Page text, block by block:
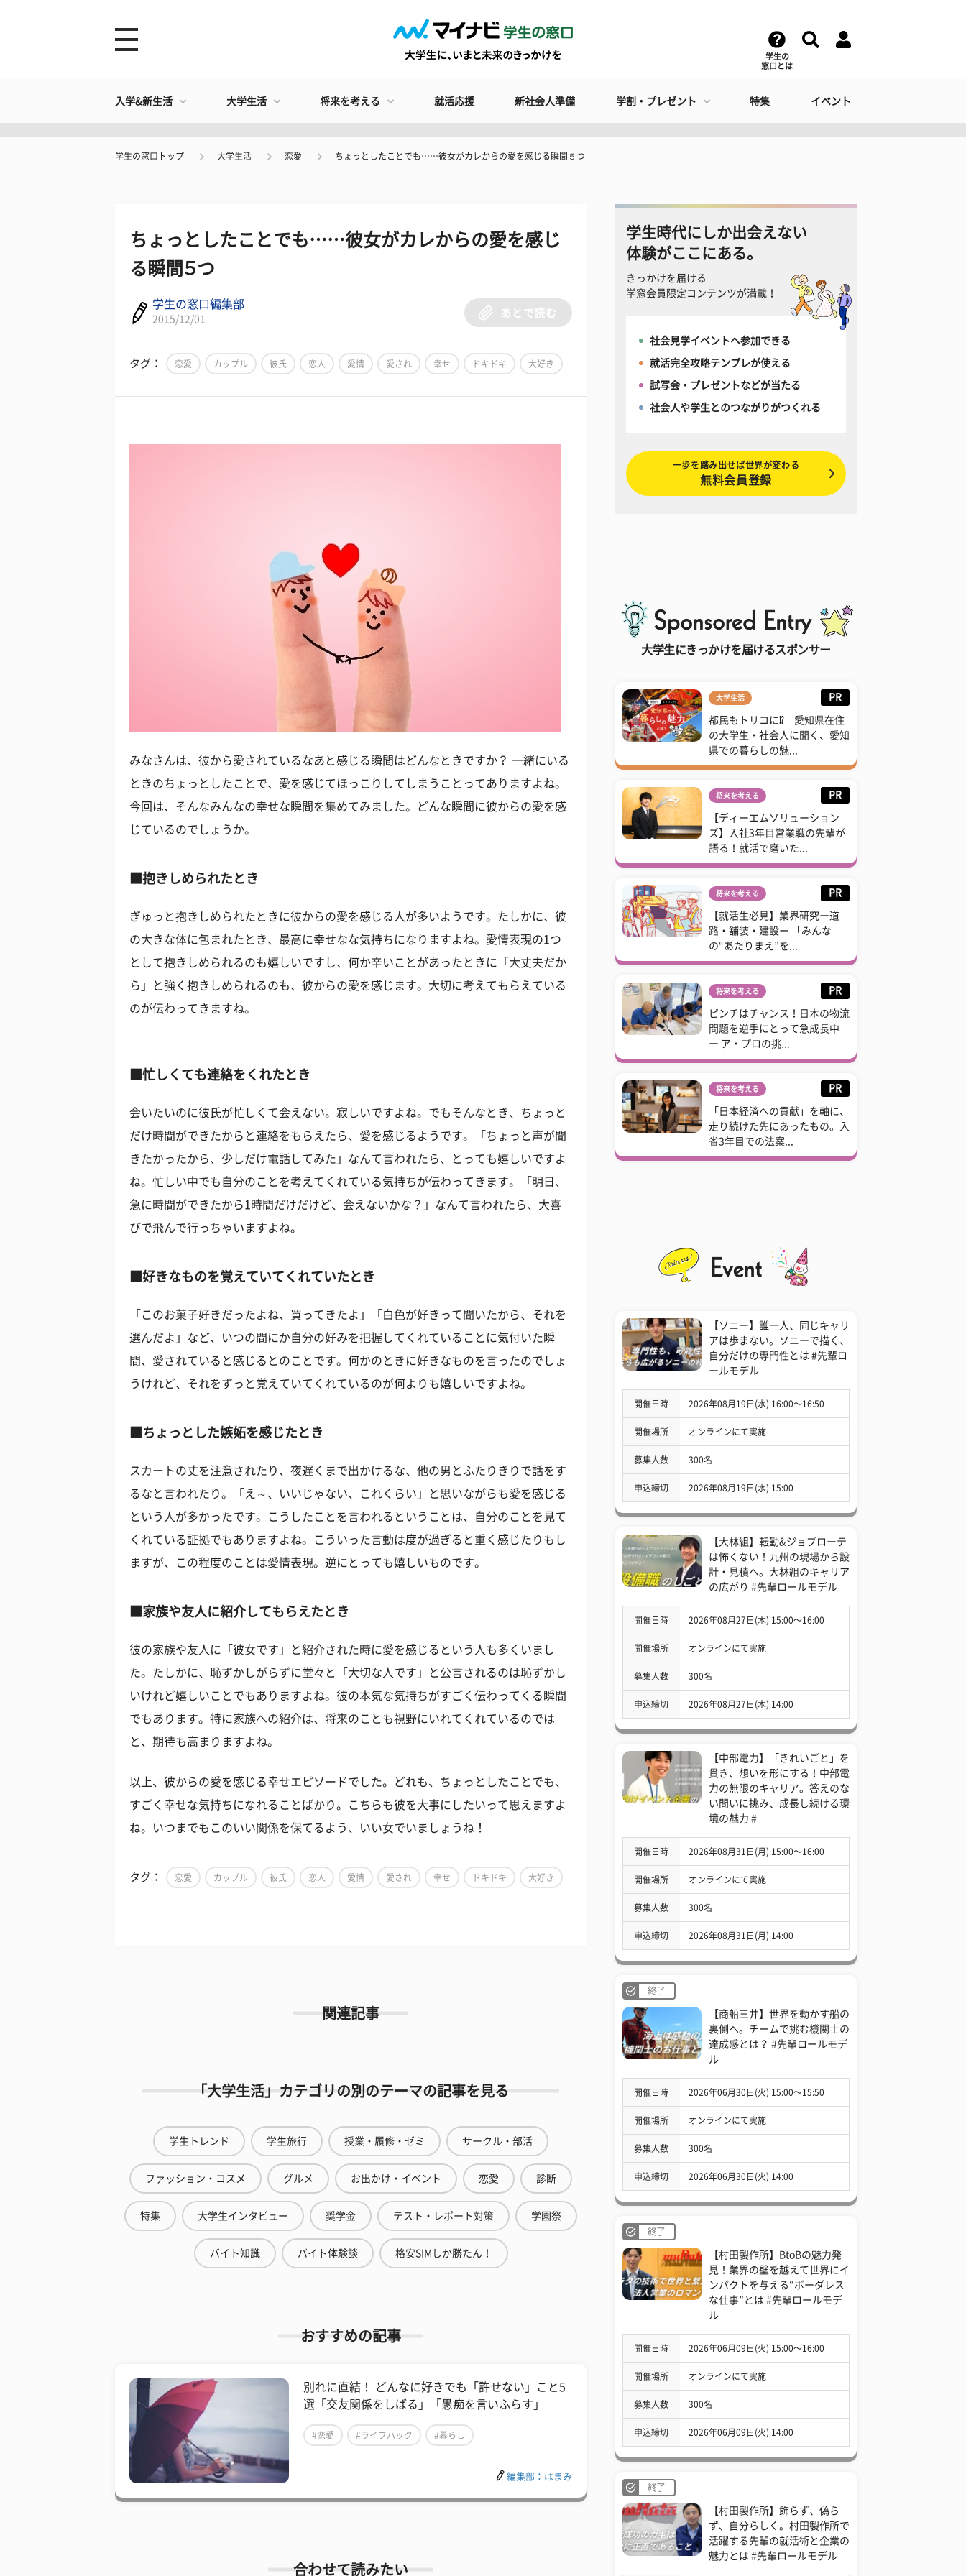
学生の
窓口とは
入学&新生活 大学生活 将来を考える 就活応援 新社会人準備 学割・プレゼント 特集 イベント
学生の窓口トップ 大学生活 恋愛 ちょっとしたことでも……彼女がカレからの愛を感じる瞬間５つ
ちょっとしたことでも……彼女がカレからの愛を感じ
る瞬間５つ
学生の窓口編集部
2015/12/01
あとで読む
タグ： 恋愛 カップル 彼氏 恋人 愛情 愛され 幸せ ドキドキ 大好き
みなさんは、彼から愛されているなあと感じる瞬間はどんなときですか？ 一緒にいる
ときのちょっとしたことで、愛を感じてほっこりしてしまうことってありますよね。
今回は、そんなみんなの幸せな瞬間を集めてみました。どんな瞬間に彼からの愛を感
じているのでしょうか。
■抱きしめられたとき
ぎゅっと抱きしめられたときに彼からの愛を感じる人が多いようです。たしかに、彼
の大きな体に包まれたとき、最高に幸せなな気持ちになりますよね。愛情表現の1つ
として抱きしめられるのも嬉しいですし、何か辛いことがあったときに「大丈夫だか
ら」と強く抱きしめられるのも、彼からの愛を感じます。大切に考えてもらえている
のが伝わってきますね。
■忙しくても連絡をくれたとき
会いたいのに彼氏が忙しくて会えない。寂しいですよね。でもそんなとき、ちょっと
だけ時間ができたからと連絡をもらえたら、愛を感じるようです。「ちょっと声が聞
きたかったから、少しだけ電話してみた」なんて言われたら、とっても嬉しいですよ
ね。忙しい中でも自分のことを考えてくれている気持ちが伝わってきます。「明日、
急に時間ができたから1時間だけだけど、会えないかな？」なんて言われたら、大喜
びで飛んで行っちゃいますよね。
■好きなものを覚えていてくれていたとき
「このお菓子好きだったよね、買ってきたよ」「白色が好きって聞いたから、それを
選んだよ」など、いつの間にか自分の好みを把握してくれていることに気付いた瞬
間、愛されていると感じるとのことです。何かのときに好きなものを言ったのでしょ
うけれど、それをずっと覚えていてくれているのが何よりも嬉しいですよね。
■ちょっとした嫉妬を感じたとき
スカートの丈を注意されたり、夜遅くまで出かけるな、他の男とふたりきりで話をす
るなと言われたり。「え～、いいじゃない、これくらい」と思いながらも愛を感じる
という人が多かったです。こうしたことを言われるということは、自分のことを見て
くれている証拠でもありますよね。こういった言動は度が過ぎると重く感じたりもし
ますが、この程度のことは愛情表現。逆にとっても嬉しいものです。
■家族や友人に紹介してもらえたとき
彼の家族や友人に「彼女です」と紹介された時に愛を感じるという人も多くいまし
た。たしかに、恥ずかしがらずに堂々と「大切な人です」と公言されるのは恥ずかし
いけれど嬉しいことでもありますよね。彼の本気な気持ちがすごく伝わってくる瞬間
でもあります。特に家族への紹介は、将来のことも視野にいれてくれているのでは
と、期待も高まりますよね。
以上、彼からの愛を感じる幸せエピソードでした。どれも、ちょっとしたことでも、
すごく幸せな気持ちになれることばかり。こちらも彼を大事にしたいって思えますよ
ね。いつまでもこのいい関係を保てるよう、いい女でいましょうね！
タグ： 恋愛 カップル 彼氏 恋人 愛情 愛され 幸せ ドキドキ 大好き
関連記事
「大学生活」カテゴリの別のテーマの記事を見る
学生トレンド 学生旅行 授業・履修・ゼミ サークル・部活
ファッション・コスメ グルメ お出かけ・イベント 恋愛 診断
特集 大学生インタビュー 奨学金 テスト・レポート対策 学園祭
バイト知識 バイト体験談 格安SIMしか勝たん！
おすすめの記事
別れに直結！ どんなに好きでも「許せない」こと5
選「交友関係をしばる」「愚痴を言いふらす」
#恋愛 #ライフハック #暮らし
編集部：はまみ
合わせて読みたい
学生時代にしか出会えない
体験がここにある。
きっかけを届ける
学窓会員限定コンテンツが満載！
社会見学イベントへ参加できる
就活完全攻略テンプレが使える
試写会・プレゼントなどが当たる
社会人や学生とのつながりがつくれる
一歩を踏み出せば世界が変わる
無料会員登録
大学生にきっかけを届けるスポンサー
大学生活 PR
都民もトリコに⁉ 愛知県在住
の大学生・社会人に聞く、愛知
県での暮らしの魅...
将来を考える PR
【ディーエムソリューション
ズ】入社3年目営業職の先輩が
語る！就活で磨いた...
将来を考える PR
【就活生必見】業界研究ー道
路・舗装・建設ー 「みんな
の“あたりまえ”を...
将来を考える PR
ピンチはチャンス！日本の物流
問題を逆手にとって急成長中
ー ア・プロの挑...
将来を考える PR
「日本経済への貢献」を軸に、
走り続けた先にあったもの。入
省3年目での法案...
【ソニー】誰一人、同じキャリ
アは歩まない。ソニーで描く、
自分だけの専門性とは #先輩ロ
ールモデル
開催日時 2026年08月19日(水) 16:00〜16:50
開催場所 オンラインにて実施
募集人数 300名
申込締切 2026年08月19日(水) 15:00
【大林組】転勤&ジョブローテ
は怖くない！九州の現場から設
計・見積へ。大林組のキャリア
の広がり #先輩ロールモデル
開催日時 2026年08月27日(木) 15:00〜16:00
開催場所 オンラインにて実施
募集人数 300名
申込締切 2026年08月27日(木) 14:00
【中部電力】「きれいごと」を
貫き、想いを形にする！中部電
力の無限のキャリア。答えのな
い問いに挑み、成長し続ける環
境の魅力 #
開催日時 2026年08月31日(月) 15:00〜16:00
開催場所 オンラインにて実施
募集人数 300名
申込締切 2026年08月31日(月) 14:00
終了
【商船三井】世界を動かす船の
裏側へ。チームで挑む機関士の
達成感とは？ #先輩ロールモデ
ル
開催日時 2026年06月30日(火) 15:00〜15:50
開催場所 オンラインにて実施
募集人数 300名
申込締切 2026年06月30日(火) 14:00
終了
【村田製作所】BtoBの魅力発
見！業界の壁を越えて世界にイ
ンパクトを与える“ボーダレス
な仕事”とは #先輩ロールモデ
ル
開催日時 2026年06月09日(火) 15:00〜16:00
開催場所 オンラインにて実施
募集人数 300名
申込締切 2026年06月09日(火) 14:00
終了
【村田製作所】飾らず、偽ら
ず、自分らしく。村田製作所で
活躍する先輩の就活術と企業の
魅力とは #先輩ロールモデル